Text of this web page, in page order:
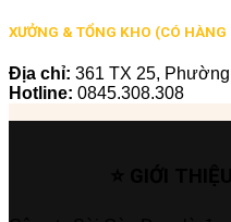
XƯỞNG & TỔNG KHO (CÓ HÀNG
Địa chỉ: 361 TX 25,
Hotline: 0845.308.308